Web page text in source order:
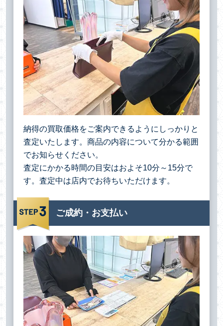
納得の買取価格をご案内できるようにしっかりと
査定いたします。商品の内容について分かる範囲
でお知らせください。
査定にかかる時間の目安はおよそ10分～15分で
す。査定中は店内でお待ちいただけます。
ご成約・お支払い